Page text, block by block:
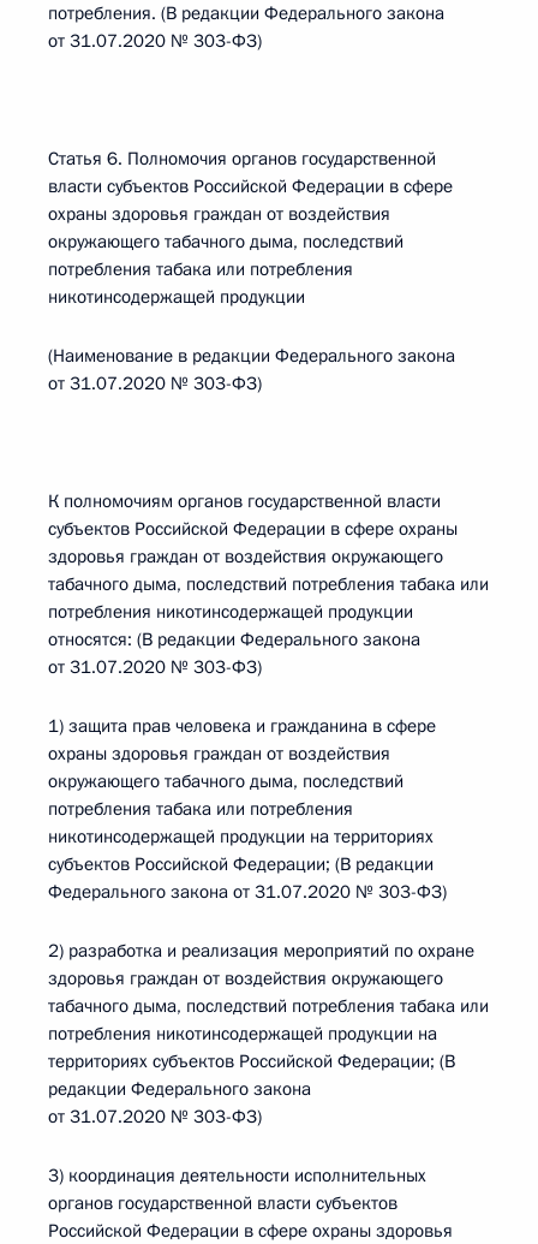
потребления. (В редакции Федерального закона
от 31.07.2020 № 303-ФЗ)
Статья 6. Полномочия органов государственной
власти субъектов Российской Федерации в сфере
охраны здоровья граждан от воздействия
окружающего табачного дыма, последствий
потребления табака или потребления
никотинсодержащей продукции
(Наименование в редакции Федерального закона
от 31.07.2020 № 303-ФЗ)
К полномочиям органов государственной власти
субъектов Российской Федерации в сфере охраны
здоровья граждан от воздействия окружающего
табачного дыма, последствий потребления табака или
потребления никотинсодержащей продукции
относятся: (В редакции Федерального закона
от 31.07.2020 № 303-ФЗ)
1) защита прав человека и гражданина в сфере
охраны здоровья граждан от воздействия
окружающего табачного дыма, последствий
потребления табака или потребления
никотинсодержащей продукции на территориях
субъектов Российской Федерации; (В редакции
Федерального закона от 31.07.2020 № 303-ФЗ)
2) разработка и реализация мероприятий по охране
здоровья граждан от воздействия окружающего
табачного дыма, последствий потребления табака или
потребления никотинсодержащей продукции на
территориях субъектов Российской Федерации; (В
редакции Федерального закона
от 31.07.2020 № 303-ФЗ)
3) координация деятельности исполнительных
органов государственной власти субъектов
Российской Федерации в сфере охраны здоровья